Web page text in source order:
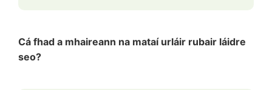
Cá fhad a mhaireann na mataí urláir rubair láidre
seo?